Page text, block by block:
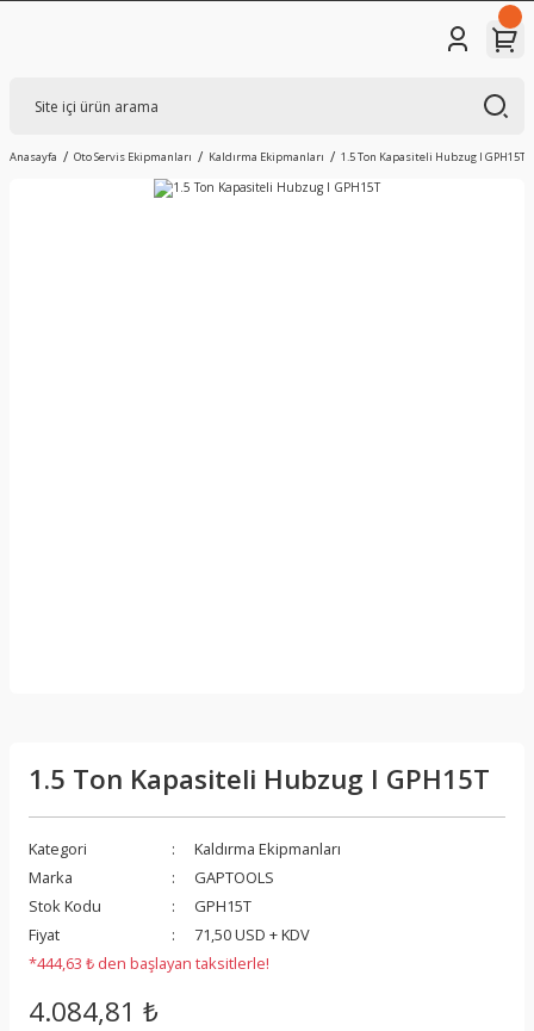
Anasayfa Oto Servis Ekipmanları Kaldırma Ekipmanları 1.5 Ton Kapasiteli Hubzug I GPH15T
1.5 Ton Kapasiteli Hubzug I GPH15T
Kategori
Kaldırma Ekipmanları
Marka
GAPTOOLS
Stok Kodu
GPH15T
Fiyat
71,50 USD + KDV
*444,63 ₺ den başlayan taksitlerle!
4.084,81 ₺